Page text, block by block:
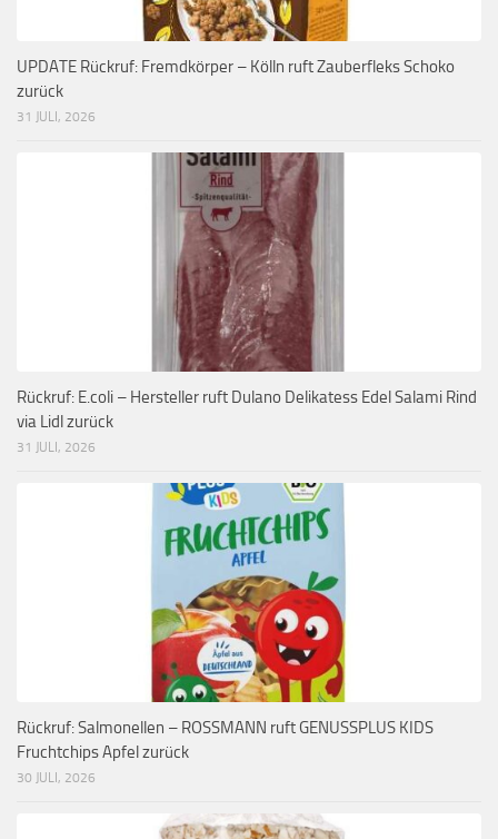
UPDATE Rückruf: Fremdkörper – Kölln ruft Zauberfleks Schoko
zurück
31 JULI, 2026
Rückruf: E.coli – Hersteller ruft Dulano Delikatess Edel Salami Rind
via Lidl zurück
31 JULI, 2026
Rückruf: Salmonellen – ROSSMANN ruft GENUSSPLUS KIDS
Fruchtchips Apfel zurück
30 JULI, 2026